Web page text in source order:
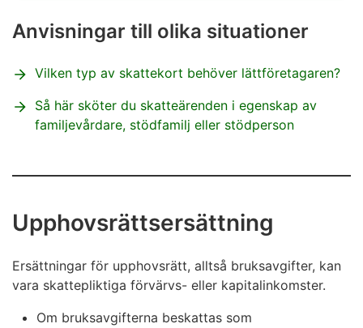
Anvisningar till olika situationer
Vilken typ av skattekort behöver lättföretagaren?
Så här sköter du skatteärenden i egenskap av
familjevårdare, stödfamilj eller stödperson
Upphovsrättsersättning
Ersättningar för upphovsrätt, alltså bruksavgifter, kan
vara skattepliktiga förvärvs- eller kapitalinkomster.
Om bruksavgifterna beskattas som